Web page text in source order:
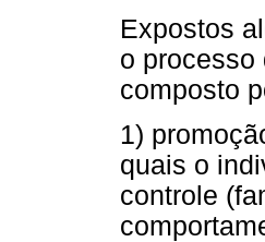
Expostos
o processo
composto
1)
quais o
controle